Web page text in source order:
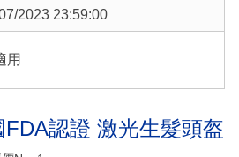
2023 23:59:00
用
認證 激光生髮頭盔